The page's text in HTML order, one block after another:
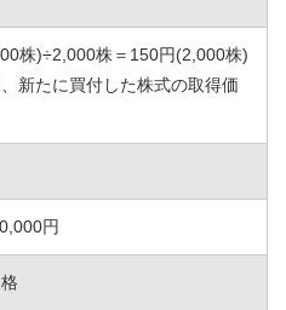
株)÷2,000株＝150円(2,000株)
新たに買付した株式の取得価
円